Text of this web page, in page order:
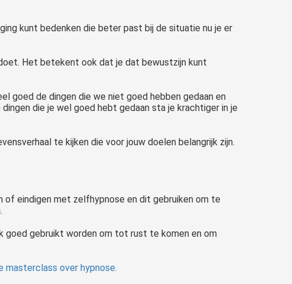
kunt bedenken die beter past bij de situatie nu je er
Het betekent ook dat je dat bewustzijn kunt
goed de dingen die we niet goed hebben gedaan en
die je wel goed hebt gedaan sta je krachtiger in je
te kijken die voor jouw doelen belangrijk zijn.
of eindigen met zelfhypnose en dit gebruiken om te
goed gebruikt worden om tot rust te komen en om
masterclass over hypnose.